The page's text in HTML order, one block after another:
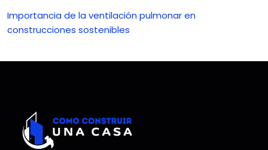
Importancia de la ventilación pulmonar en
construcciones sostenibles